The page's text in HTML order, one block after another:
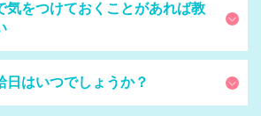
気をつけておくことがあれば教
日はいつでしょうか？